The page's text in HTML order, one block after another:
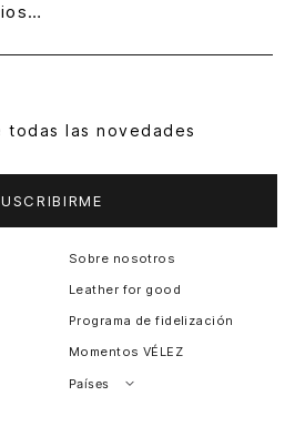
todas las novedades
Sobre nosotros
Leather for good
Programa de fidelización
Momentos VÉLEZ
Países